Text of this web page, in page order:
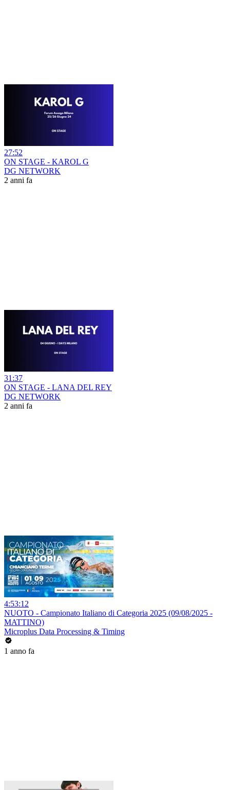
27:52
ON STAGE - KAROL G
DG NETWORK
2 anni fa
31:37
ON STAGE - LANA DEL REY
DG NETWORK
2 anni fa
4:53:12
NUOTO - Campionato Italiano di Categoria 2025 (09/08/2025 -
MATTINO)
Microplus Data Processing & Timing
1 anno fa